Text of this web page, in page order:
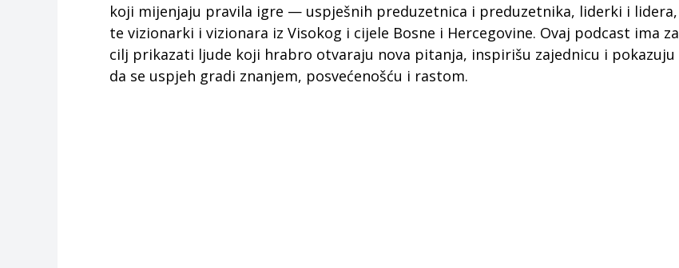
koji mijenjaju pravila igre — uspješnih preduzetnica i preduzetnika, liderki i lidera,
te vizionarki i vizionara iz Visokog i cijele Bosne i Hercegovine. Ovaj podcast ima za
cilj prikazati ljude koji hrabro otvaraju nova pitanja, inspirišu zajednicu i pokazuju
da se uspjeh gradi znanjem, posvećenošću i rastom.